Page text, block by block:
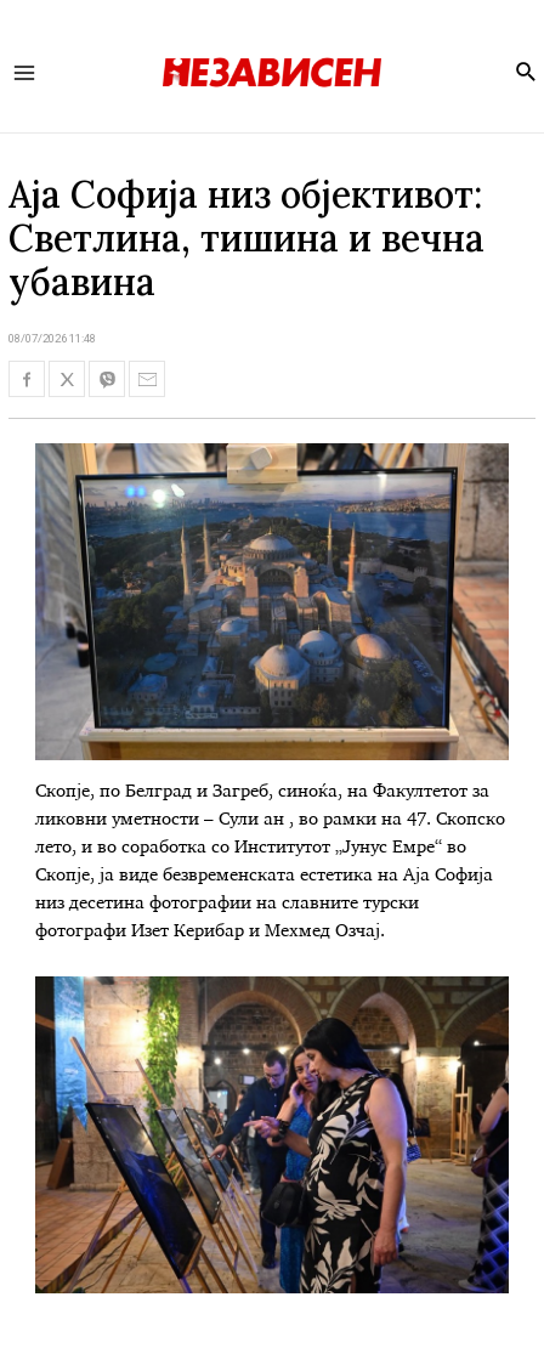
Аја Софија низ објективот:
Светлина, тишина и вечна
убавина
08/07/2026 11:48
Скопје, по Белград и Загреб, синоќа, на Факултетот за
ликовни уметности – Сули ан , во рамки на 47. Скопско
лето, и во соработка со Институтот „Јунус Емре“ во
Скопје, ја виде безвременската естетика на Аја Софија
низ десетина фотографии на славните турски
фотографи Изет Керибар и Мехмед Озчај.